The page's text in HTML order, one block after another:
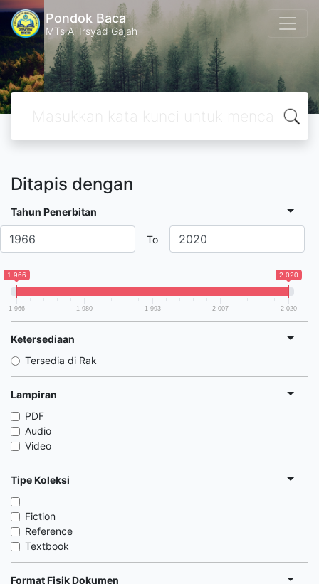
Pondok Baca
MTs Al Irsyad Gajah
Ditapis dengan
Tahun Penerbitan
To
1 966 2 020
1 966 1 980 1 993 2 007 2 020
Ketersediaan
Tersedia di Rak
Lampiran
PDF
Audio
Video
Tipe Koleksi
Fiction
Reference
Textbook
Format Fisik Dokumen